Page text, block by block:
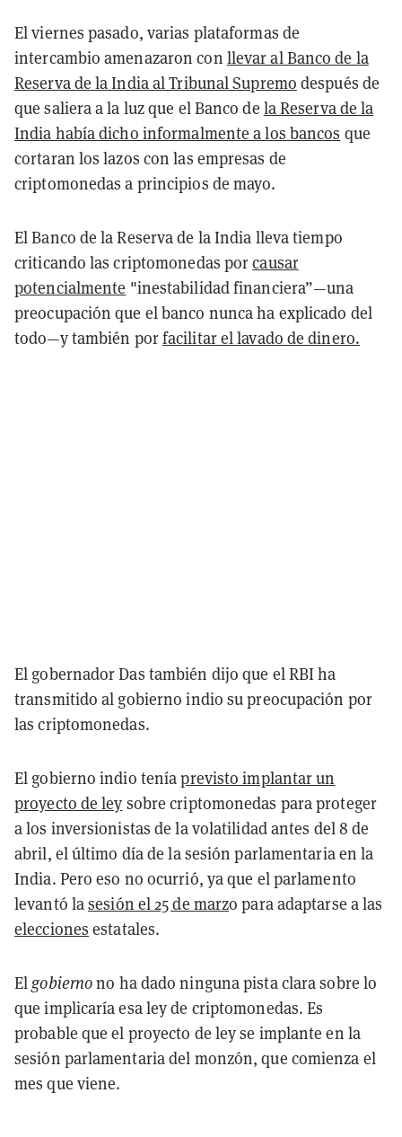
El viernes pasado, varias plataformas de
intercambio amenazaron con llevar al Banco de la
Reserva de la India al Tribunal Supremo después de
que saliera a la luz que el Banco de la Reserva de la
India había dicho informalmente a los bancos que
cortaran los lazos con las empresas de
criptomonedas a principios de mayo.
El Banco de la Reserva de la India lleva tiempo
criticando las criptomonedas porcausar
potencialmente "inestabilidad financiera”—una
preocupación que el banco nunca ha explicado del
todo—y también porfacilitar el lavado de dinero.
El gobernador Das también dijo que el RBI ha
transmitido al gobierno indio su preocupación por
las criptomonedas.
El gobierno indio teníaprevisto implantar un
proyecto de ley sobre criptomonedas para proteger
a los inversionistas de la volatilidad antes del 8 de
abril, el último día de la sesión parlamentaria en la
India. Pero eso no ocurrió, ya que el parlamento
levantó lasesión el 25 de marzo para adaptarse a las
elecciones estatales.
Elgobiernono ha dado ninguna pista clara sobre lo
que implicaría esa ley de criptomonedas. Es
probable que el proyecto de ley se implante en la
sesión parlamentaria del monzón, que comienza el
mes que viene.